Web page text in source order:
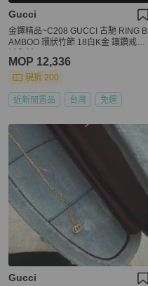
Gucci
金鐸精品~C208 GUCCI 古馳 RING B
AMBOO 環狀竹節 18白K金 鑲鑽戒指
MOP 12,336
現折 200
近新閒置品 台灣 免運
Gucci